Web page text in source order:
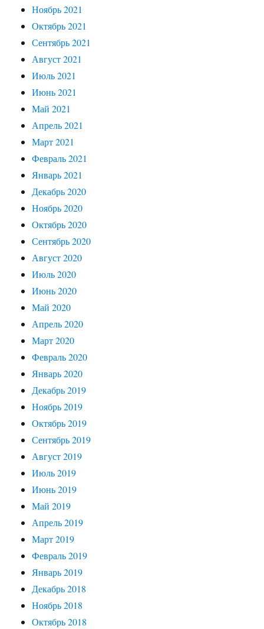
Ноябрь 2021
Октябрь 2021
Сентябрь 2021
Август 2021
Июль 2021
Июнь 2021
Май 2021
Апрель 2021
Март 2021
Февраль 2021
Январь 2021
Декабрь 2020
Ноябрь 2020
Октябрь 2020
Сентябрь 2020
Август 2020
Июль 2020
Июнь 2020
Май 2020
Апрель 2020
Март 2020
Февраль 2020
Январь 2020
Декабрь 2019
Ноябрь 2019
Октябрь 2019
Сентябрь 2019
Август 2019
Июль 2019
Июнь 2019
Май 2019
Апрель 2019
Март 2019
Февраль 2019
Январь 2019
Декабрь 2018
Ноябрь 2018
Октябрь 2018